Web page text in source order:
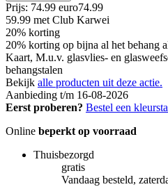
Prijs: 74.99 euro74.99
59.99 met Club Karwei
20% korting
20% korting op bijna al het behang
Kaart, M.u.v. glasvlies- en
behangstalen
Bekijk alle producten uit deze actie.
Aanbieding t/m 16-08-2026
Eerst proberen? Bestel een
Online beperkt op voorraad
Thuisbezorgd
gratis
Vandaag besteld,